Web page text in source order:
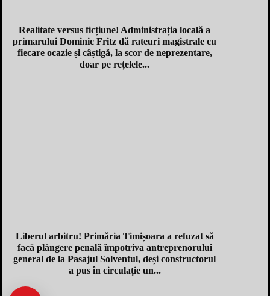
Realitate versus ficțiune! Administrația locală a
primarului Dominic Fritz dă rateuri magistrale cu
fiecare ocazie și câștigă, la scor de neprezentare,
doar pe rețelele...
Liberul arbitru! Primăria Timișoara a refuzat să
facă plângere penală împotriva antreprenorului
general de la Pasajul Solventul, deși constructorul
a pus în circulație un...